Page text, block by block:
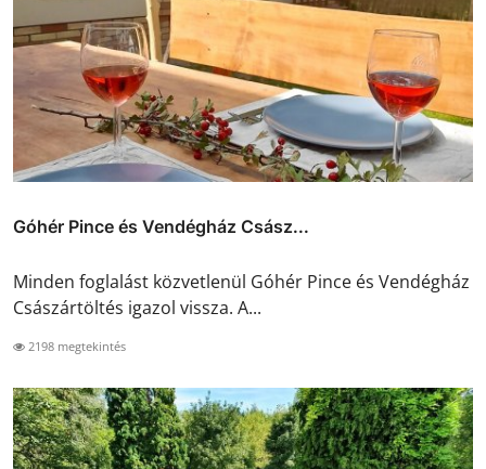
Góhér Pince és Vendégház Csász...
Minden foglalást közvetlenül Góhér Pince és Vendégház
Császártöltés igazol vissza. A...
2198 megtekintés